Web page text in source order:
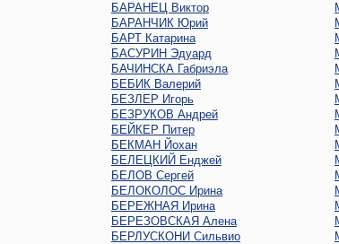
БАРАНЕЦ Виктор
БАРАНЧИК Юрий
БАРТ Катарина
БАСУРИН Эдуард
БАЧИНСКА Габриэла
БЕБИК Валерий
БЕЗЛЕР Игорь
БЕЗРУКОВ Андрей
БЕЙКЕР Питер
БЕКМАН Йохан
БЕЛЕЦКИЙ Енджей
БЕЛОВ Сергей
БЕЛОКОЛОС Ирина
БЕРЕЖНАЯ Ирина
БЕРЕЗОВСКАЯ Алена
БЕРЛУСКОНИ Сильвио